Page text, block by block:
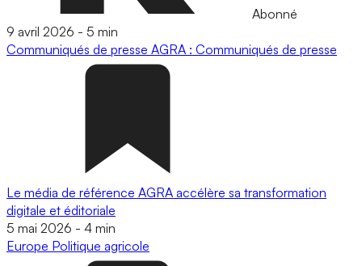
Abonné
9 avril 2026 - 5 min
Communiqués de presse AGRA : Communiqués de presse
Le média de référence AGRA accélère sa transformation
digitale et éditoriale
5 mai 2026 - 4 min
Europe Politique agricole